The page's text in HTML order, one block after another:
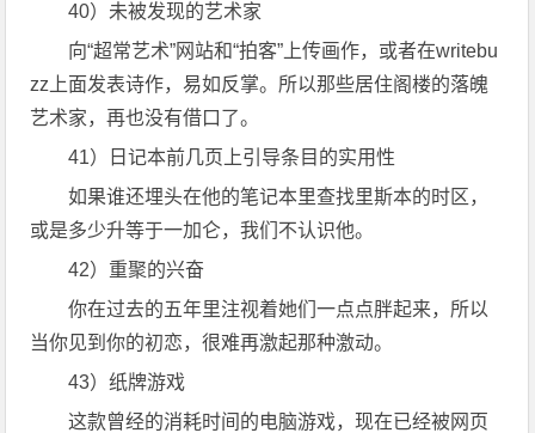
40）未被发现的艺术家
向“超常艺术”网站和“拍客”上传画作，或者在writebu
zz上面发表诗作，易如反掌。所以那些居住阁楼的落魄
艺术家，再也没有借口了。
41）日记本前几页上引导条目的实用性
如果谁还埋头在他的笔记本里查找里斯本的时区，
或是多少升等于一加仑，我们不认识他。
42）重聚的兴奋
你在过去的五年里注视着她们一点点胖起来，所以
当你见到你的初恋，很难再激起那种激动。
43）纸牌游戏
这款曾经的消耗时间的电脑游戏，现在已经被网页